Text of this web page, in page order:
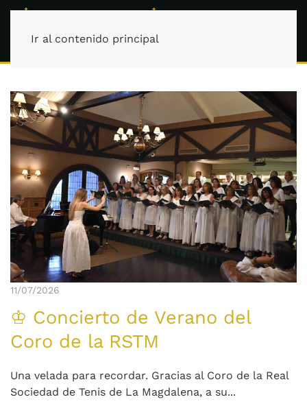
Ir al contenido principal
11/07/2026
♔ Concierto de Verano del
Coro de la RSTM
Una velada para recordar. Gracias al Coro de la Real
Sociedad de Tenis de La Magdalena, a su...